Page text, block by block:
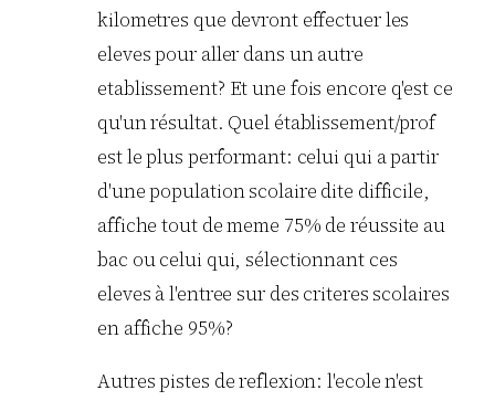
kilometres que devront effectuer les
eleves pour aller dans un autre
etablissement? Et une fois encore q'est ce
qu'un résultat. Quel établissement/prof
est le plus performant: celui qui a partir
d'une population scolaire dite difficile,
affiche tout de meme 75% de réussite au
bac ou celui qui, sélectionnant ces
eleves à l'entree sur des criteres scolaires
en affiche 95%?
Autres pistes de reflexion: l'ecole n'est